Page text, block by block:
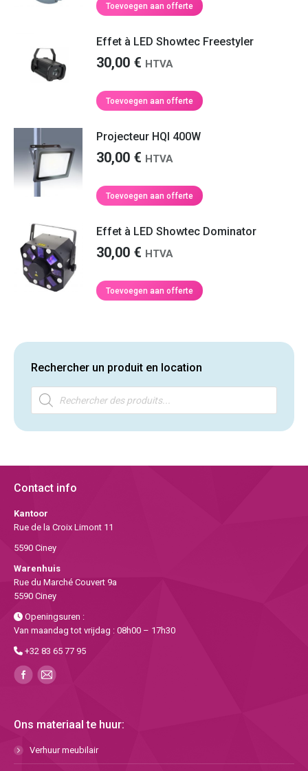
Toevoegen aan offerte
Effet à LED Showtec Freestyler
30,00 € HTVA
Toevoegen aan offerte
Projecteur HQI 400W
30,00 € HTVA
Toevoegen aan offerte
Effet à LED Showtec Dominator
30,00 € HTVA
Toevoegen aan offerte
Rechercher un produit en location
Producten
zoeken
Contact info
Kantoor
Rue de la Croix Limont 11
5590 Ciney
Warenhuis
Rue du Marché Couvert 9a
5590 Ciney
Openingsuren :
Van maandag tot vrijdag : 08h00 – 17h30
+32 83 65 77 95
Ons materiaal te huur:
Verhuur meubilair